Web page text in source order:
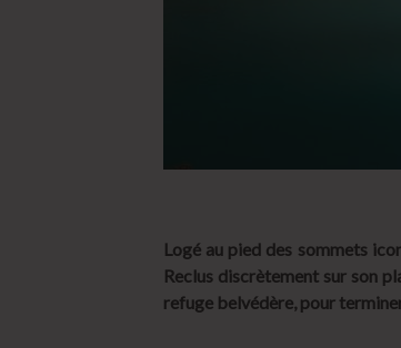
Logé au pied des sommets
Reclus discrètement sur son
refuge belvédère, pour